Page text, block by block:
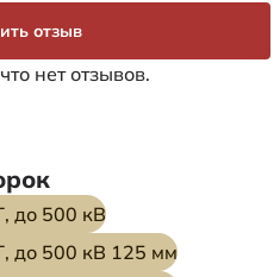
нет отзывов.
отзыв
до 500 кВ
до 500 кВ 125 мм